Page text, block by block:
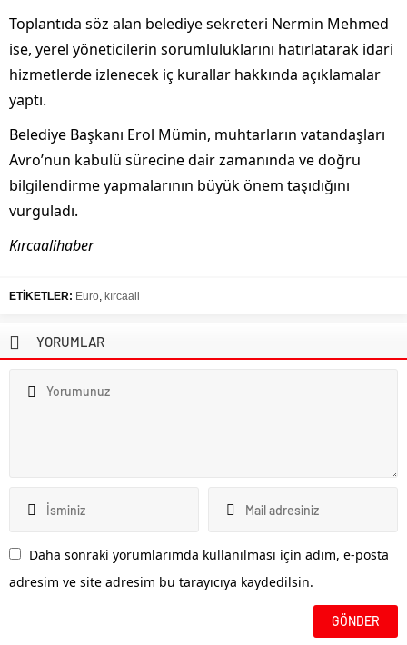
Toplantıda söz alan belediye sekreteri Nermin Mehmed
ise, yerel yöneticilerin sorumluluklarını hatırlatarak idari
hizmetlerde izlenecek iç kurallar hakkında açıklamalar
yaptı.
Belediye Başkanı Erol Mümin, muhtarların vatandaşları
Avro’nun kabulü sürecine dair zamanında ve doğru
bilgilendirme yapmalarının büyük önem taşıdığını
vurguladı.
Kırcaalihaber
ETİKETLER: Euro, kırcaali
YORUMLAR
Daha sonraki yorumlarımda kullanılması için adım, e-posta
adresim ve site adresim bu tarayıcıya kaydedilsin.